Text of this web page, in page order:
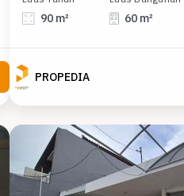
90 m² 60 m²
PROPEDIA